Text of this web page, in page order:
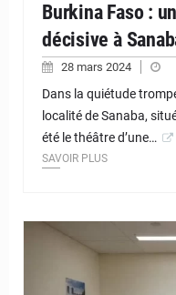
Burkina Faso :
décisive à
28 mars 2024
Dans la quiétude
localité de Sanaba,
été le théâtre d’une…
SAVOIR PLUS